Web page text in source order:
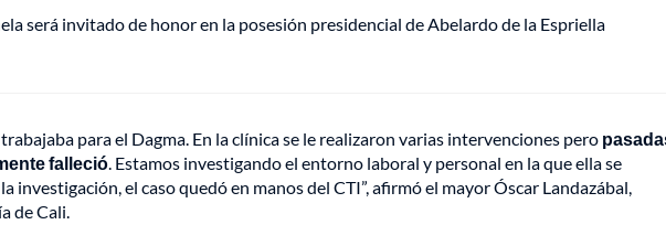
será invitado de honor en la posesión presidencial de Abelardo de la Espriella
para el Dagma. En la clínica se le realizaron varias intervenciones pero
falleció. Estamos investigando el entorno laboral y personal en la que ella se
investigación, el caso quedó en manos del CTI”, afirmó el mayor Óscar Landazábal,
de Cali.